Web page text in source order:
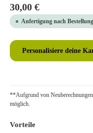
Regulärer Preis:
30,00 €
Anfertigung nach
Personalisiere deine
**Aufgrund von
möglich.
Vorteile